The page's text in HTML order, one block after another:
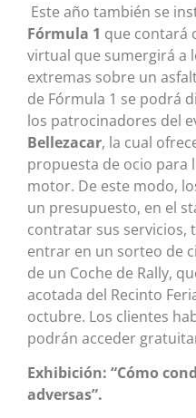
Este año también se
Fórmula 1 que contará
virtual que sumergirá a
extremas sobre un
de Fórmula 1 se podrá
los patrocinadores del
Bellezacar, la cual
propuesta de ocio para
motor. De este modo,
un presupuesto, en el
contratar sus servicios,
entrar en un sorteo de
de un Coche de Rally,
acotada del Recinto
octubre. Los clientes
podrán acceder
Exhibición: “Cómo
adversas”.